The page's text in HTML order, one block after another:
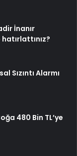
İnanır
Sızıntı Alarmı
480 Bin TL’ye